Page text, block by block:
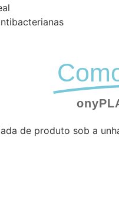
de produto sob a